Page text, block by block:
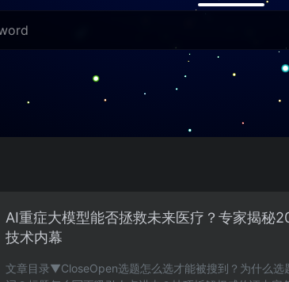
AI重症大模型能否拯救未来医疗？专家揭秘
技术内幕
文章目录▼CloseOpen选题怎么选才能被搜到？为什么选